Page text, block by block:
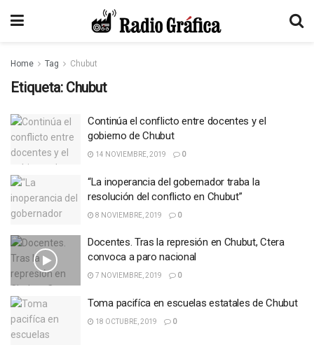
Home Tag Chubut
Etiqueta: Chubut
Continúa el conflicto entre docentes y el
gobierno de Chubut
14 NOVIEMBRE, 2019 0
“La inoperancia del gobernador traba la
resolución del conflicto en Chubut”
8 NOVIEMBRE, 2019 0
Docentes. Tras la represión en Chubut, Ctera
convoca a paro nacional
7 NOVIEMBRE, 2019 0
Toma pacifíca en escuelas estatales de Chubut
18 OCTUBRE, 2019 0